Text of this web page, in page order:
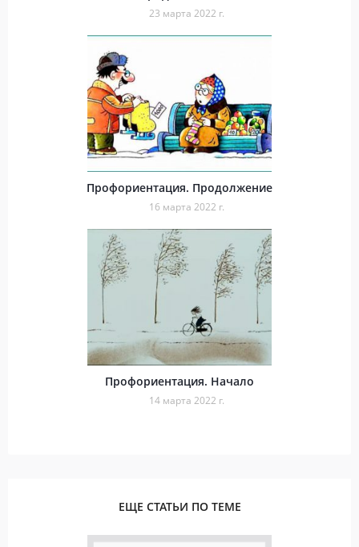
23 марта 2022 г.
Профориентация. Продолжение
16 марта 2022 г.
Профориентация. Начало
14 марта 2022 г.
ЕЩЕ СТАТЬИ ПО ТЕМЕ